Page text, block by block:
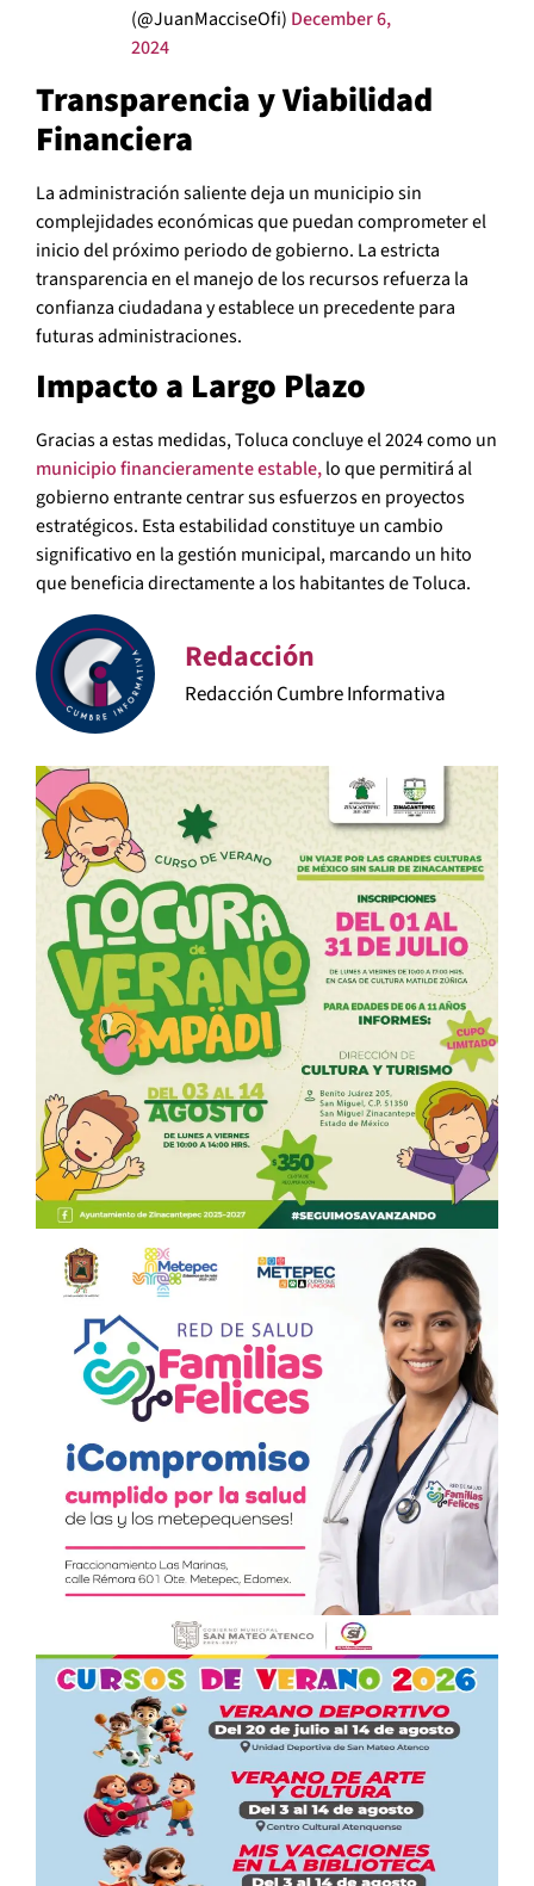
(@JuanMacciseOfi) December 6,
2024
Transparencia y Viabilidad
Financiera
La administración saliente deja un municipio sin
complejidades económicas que puedan comprometer el
inicio del próximo periodo de gobierno. La estricta
transparencia en el manejo de los recursos refuerza la
confianza ciudadana y establece un precedente para
futuras administraciones.
Impacto a Largo Plazo
Gracias a estas medidas, Toluca concluye el 2024 como un
municipio financieramente estable,lo que permitirá al
gobierno entrante centrar sus esfuerzos en proyectos
estratégicos. Esta estabilidad constituye un cambio
significativo en la gestión municipal, marcando un hito
que beneficia directamente a los habitantes de Toluca.
Redacción
Redacción Cumbre Informativa